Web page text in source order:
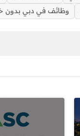
وظائف في دبي بدون